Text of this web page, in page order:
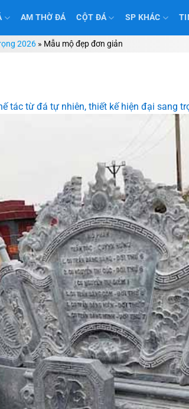
AM THỜ ĐÁ CỘT ĐÁ SP KHÁC
2026 » Mẫu mộ đẹp đơn giản
tác từ đá tự nhiên, thiết kế hiện đại sang